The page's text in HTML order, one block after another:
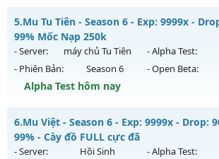
Antihack: 8x
__MU VIỆT__ - CAM KẾT LÂU DÀI, CÓ GỘP
Mu mới ra tháng 08 2026 - Mở máy chủ
13h ngày 08/08/2626
Exp: 200x - Drop: 20%
Kiểu reset: Reset In Game
Antihack: GoldShield
5.Mu Tu Tiên - Season 6 - Exp: 9999x -
99% Mốc Nạp 250k
- Server: máy chủ Tu Tiên - Alpha Test:
- Phiên Bản:
Season 6 - Open Beta:
Alpha Test hôm nay
Mu Tu Tiên - Miễn Phí 99% Mốc Nạp 250k
Mu mới ra tháng 08 2026 - Mở máy chủ
vào 13h ngày 12/08/2626
6.Mu Việt - Season 6 - Exp: 9999x - Drop:
99% - Cày đồ FULL cực đã
- Server: Hồi Sinh - Alpha Test: